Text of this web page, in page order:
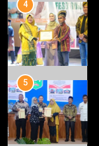
14
15
4
5